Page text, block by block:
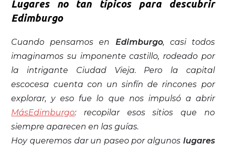
Lugares no tan típicos para descubrir
Edimburgo
Cuando pensamos en Edimburgo, casi todos
imaginamos su imponente castillo, rodeado por
la intrigante Ciudad Vieja. Pero la capital
escocesa cuenta con un sinfín de rincones por
explorar, y eso fue lo que nos impulsó a abrir
MásEdimburgo: recopilar esos sitios que no
siempre aparecen en las guías.
Hoy queremos dar un paseo por algunos lugares